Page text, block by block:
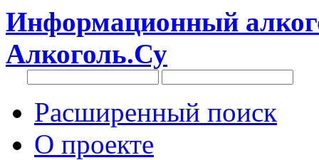
Информационный
Алкоголь.Су
Расширенный поиск
О проекте